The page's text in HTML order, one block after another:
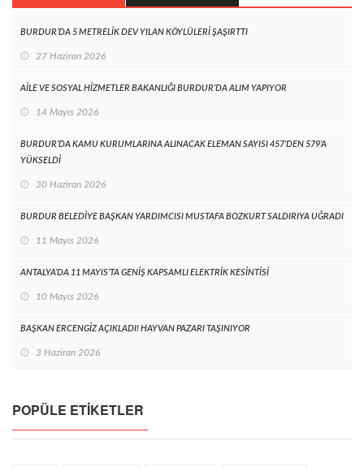
BURDUR’DA 5 METRELİK DEV YILAN KÖYLÜLERİ ŞAŞIRTTI
27 Haziran 2026
AİLE VE SOSYAL HİZMETLER BAKANLIĞI BURDUR’DA ALIM YAPIYOR
14 Mayıs 2026
BURDUR’DA KAMU KURUMLARINA ALINACAK ELEMAN SAYISI 457’DEN 579’A
YÜKSELDİ
30 Haziran 2026
BURDUR BELEDİYE BAŞKAN YARDIMCISI MUSTAFA BOZKURT SALDIRIYA UĞRADI
11 Mayıs 2026
ANTALYA’DA 11 MAYIS’TA GENİŞ KAPSAMLI ELEKTRİK KESİNTİSİ
10 Mayıs 2026
BAŞKAN ERCENGİZ AÇIKLADI! HAYVAN PAZARI TAŞINIYOR
3 Haziran 2026
POPÜLE ETIKETLER